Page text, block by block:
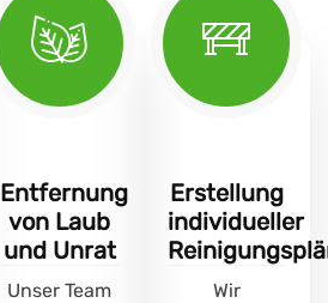
Entfernung
von Laub
und Unrat
Unser Team
Erstellung
individueller
Wir